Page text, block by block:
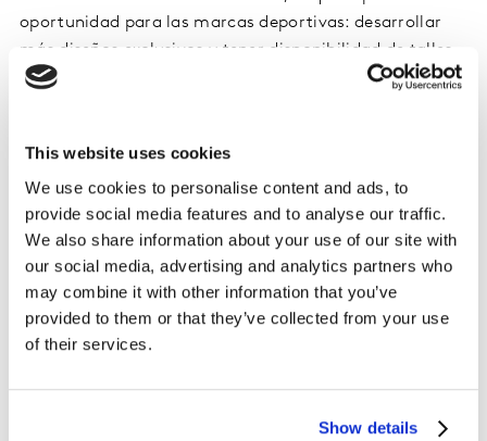
This website uses cookies
We use cookies to personalise content and ads, to
provide social media features and to analyse our traffic.
We also share information about your use of our site with
our social media, advertising and analytics partners who
may combine it with other information that you’ve
provided to them or that they’ve collected from your use
of their services.
Show details
oportunidad para las marcas deportivas: desarrollar
más diseños exclusivos y tener disponibilidad de talles
en tiendas.
hogar el Pack Fútbol (que cuesta alrededor de $800
pesos al mes), mientras que la mayoría se informa en
canales de noticias, canales deportivos, sitios web y
redes sociales. Muchas de estas plataformas se
manejan de manera informal, y por fuera de los
canales oficiales de comunicación de los clubes.
Sólo 1 de cada 4 hinchas dice que su competencia
acentúa en Buenos Aires y en los jóvenes de 18 a 34